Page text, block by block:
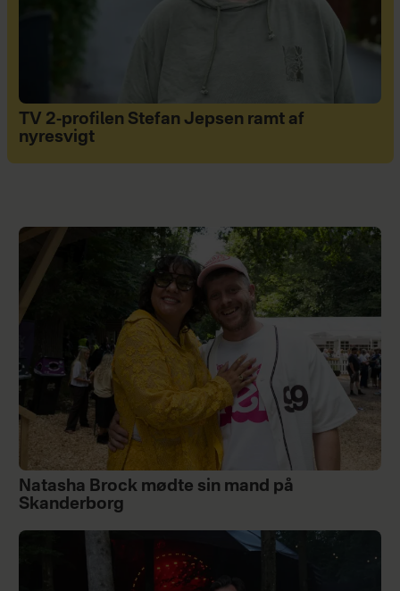
TV 2-profilen Stefan Jepsen ramt af
nyresvigt
Natasha Brock mødte sin mand på
Skanderborg